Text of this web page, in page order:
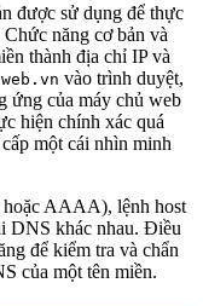
được sử dụng để thực
năng cơ bản và
thành địa chỉ IP và
vào trình duyệt,
ứng của máy chủ web
hiện chính xác quá
một cái nhìn minh
hoặc AAAA), lệnh host
DNS khác nhau. Điều
để kiểm tra và chẩn
của một tên miền.